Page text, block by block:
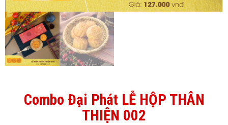
Combo Đại Phát LỄ HỘP THÂN
THIỆN 002